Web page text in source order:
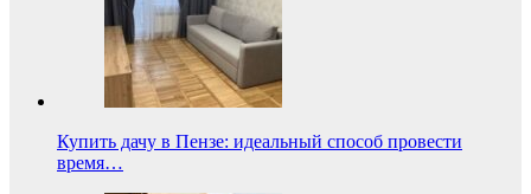
Купить дачу в Пензе: идеальный способ провести
время…